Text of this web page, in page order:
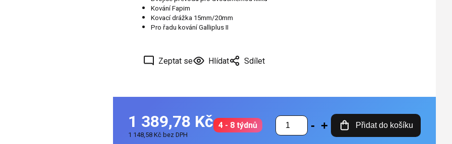
Kování Fapim
Kovací drážka 15mm/20mm
Pro řadu kování Galliplus II
Zeptat se Hlídat Sdílet
1 389,78 Kč
1 148,58 Kč bez DPH
4 - 8 týdnů Přidat do košíku